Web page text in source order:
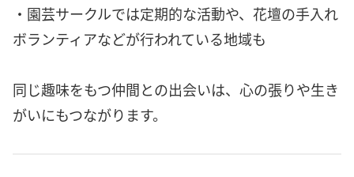
・園芸サークルでは定期的な活動や、花壇の手入れ
ボランティアなどが行われている地域も
同じ趣味をもつ仲間との出会いは、心の張りや生き
がいにもつながります。